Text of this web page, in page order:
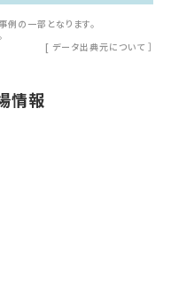
の一部となります。
[ データ出典元について ］
情報